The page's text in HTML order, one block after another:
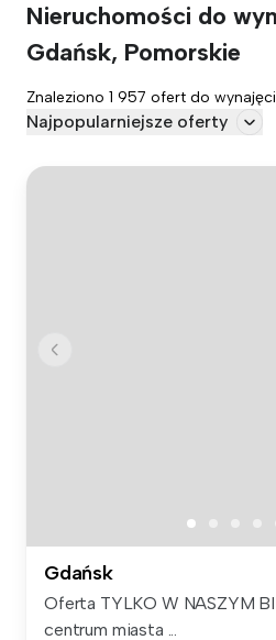
Nieruchomości do
Gdańsk, Pomorskie
Znaleziono 1 957 ofert do
Najpopularniejsze oferty
Gdańsk
Oferta TYLKO W NASZYM
centrum miasta ...